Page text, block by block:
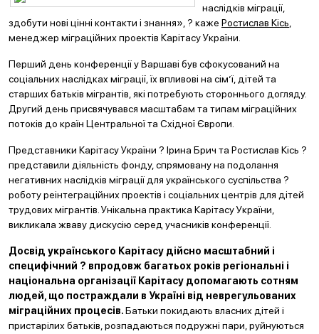
наслідків міграції,
здобути нові цінні контакти і знання», ? каже Ростислав Кісь
менеджер міграційних проектів Карітасу України.
Перший день конференції у Варшаві був сфокусований на
соціальних наслідках міграції, їх впливові на сім’ї, дітей та
старших батьків мігрантів, які потребують стороннього догляду.
Другий день присвячувався масштабам та типам міграційних
потоків до країн Центральної та Східної Європи.
Представники Карітасу України ? Ірина Брич та Ростислав Кісь ?
представили діяльність фонду, спрямовану на подолання
негативних наслідків міграції для українського суспільства ?
роботу реінтеграційних проектів і соціальних центрів для дітей
трудових мігрантів. Унікальна практика Карітасу України,
викликала жваву дискусію серед учасників конференції.
Досвід українського Карітасу дійсно масштабний і
специфічний ? впродовж багатьох років регіональні і
національна організації Карітасу допомагають сотням
людей, що постраждали в Україні від неврегульованих
міграційних процесів.Батьки покидають власних дітей і
пристарілих батьків, розпадаються подружні пари, руйнуються